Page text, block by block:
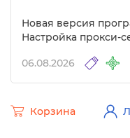
Новая версия
Настройка прокси-
06.08.2026
Корзина